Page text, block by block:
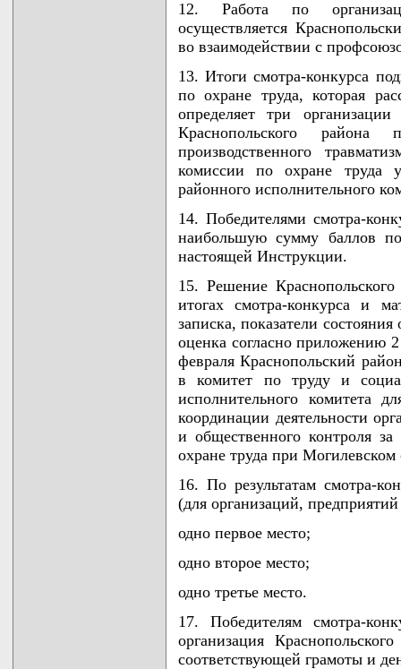
12. Работа по
осуществляется
во взаимодействии с
13. Итоги смотра-конкурса
по охране труда, которая
определяет три
Краснопольского
производственного
комиссии по охране труда
районного исполнительного
14. Победителями смотра-
наибольшую сумму баллов
настоящей Инструкции.
15. Решение
итогах смотра-конкурса и
записка, показатели
оценка согласно приложению
февраля Краснопольский
в комитет по труду и
исполнительного комитета
координации деятельности
и общественного контроля за
охране труда при
16. По результатам смотра-
(для организаций,
одно первое место;
одно второе место;
одно третье место.
17. Победителям смотра-
организация
соответствующей грамоты и